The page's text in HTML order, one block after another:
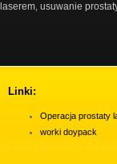
laserem usuwanie
Linki:
Operacja prostaty
worki doypack